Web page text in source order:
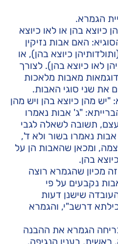
הגמרא.
כיוצא בהן או לאו כיוצא
האם אבות נזיקין
כיוצא בהן), או
לאו כיוצא בהן). לצורך
מאבות מלאכות
את שני סוגי האבות.
מהן כיוצא בהן ויש מהן
"ג' אבות נאמרו
תשובה לשאלה לגבי
נאמרו בשור ולא ד',
ומכאן שהאבות הן על
בהן.
מכיון שהגמרא רוצה
נקבעים על פי
שישנן דעות
דרשב"י, והגמרא
הגמרא את ההבנה
בענין הנגיפה.